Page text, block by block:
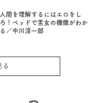
人間を理解するにはエロをし
ろ！ベッドで男女の機微がわか
る／中川淳一郎
る